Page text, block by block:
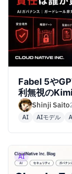
Fabel 5や
利無視の
Shinji Saito
AI AIモデル
AI